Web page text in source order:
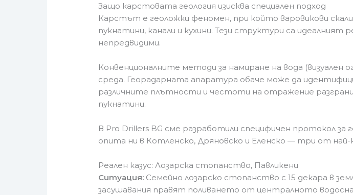
Защо карстовата геология изисква специален подход
Карстът е геоложки феномен, при който варовикови
пукнатини, канали и кухини. Тези структури са идеалният
непредвидими.
Конвенционалните методи за намиране на вода (визуален
среда. Георадарната апаратура обаче може да
различните плътности и честоти на отражение
пукнатини.
В Pro Drillers BG сме разработили специфичен протокол за
опита ни в Котленско, Дряновско и Еленско — три от
Реален казус: Лозарска стопанство, Павликени
Ситуация: Семейно лозарско стопанство с 15 декара в
засушавания правят поливането от централното